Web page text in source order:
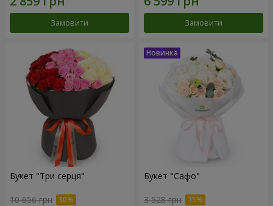
Замовити Замовити
Букет "Три серця"
10 656 грн
Букет "Сафо"
3 528 грн